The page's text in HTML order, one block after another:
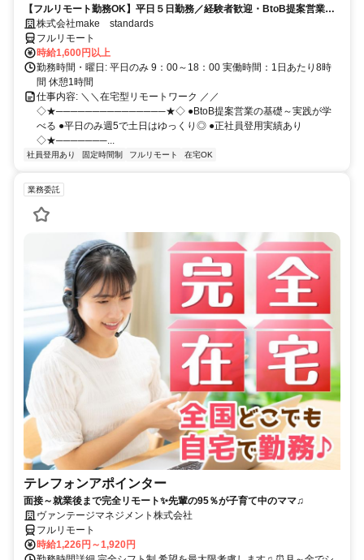
【フルリモート勤務OK】平日５日勤務／経験者歓迎・BtoB提案営業で
スキルアップ
株式会社make standards
フルリモート
時給1,600円以上
勤務時間・曜日: 平日のみ 9：00～18：00 実働時間：1日あたり8時
間 休憩1時間
仕事内容: ＼＼在宅型リモートワーク ／／
◇★───────────────★◇ ●BtoB提案営業の基礎～実践が学
べる ●平日のみ週5で土日はゆっくり◎ ●正社員登用実績あり
◇★───────...
社員登用あり 固定時間制 フルリモート 在宅OK
業務委託
テレフォンアポインター
面接～就業後まで完全リモート✨先輩の95％が子育て中のママ♫
ヴァンテージマネジメント株式会社
フルリモート
時給1,226円～1,920円